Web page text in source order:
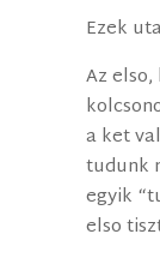
Ezek
Az
a ket
tudunk
egyik
elso